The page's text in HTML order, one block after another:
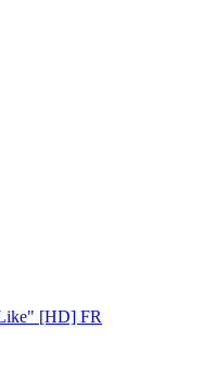
[HD] FR